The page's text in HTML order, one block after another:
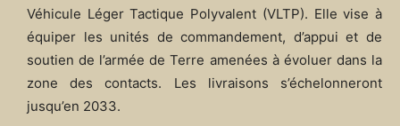
Véhicule Léger Tactique Polyvalent (VLTP). Elle vise à
équiper les unités de commandement, d’appui et de
soutien de l’armée de Terre amenées à évoluer dans la
zone des contacts. Les livraisons s’échelonneront
jusqu’en 2033.